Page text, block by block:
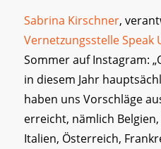
Sabrina Kirschner,
Vernetzungsstelle Speak
Sommer auf Instagram:
in diesem Jahr
haben uns Vorschläge
erreicht, nämlich
Italien, Österreich,